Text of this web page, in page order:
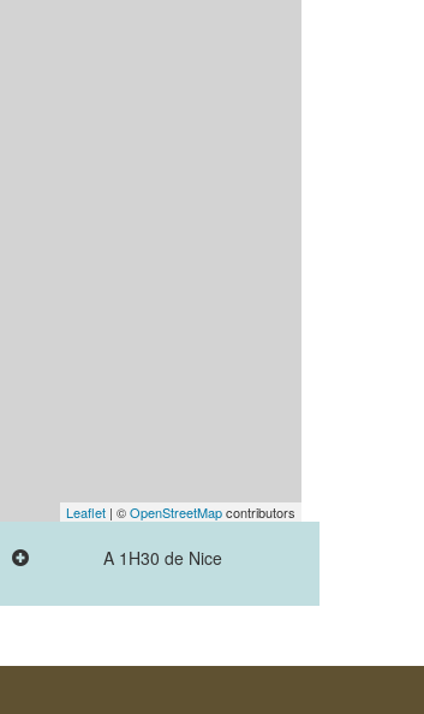
Leaflet | ©OpenStreetMapcontributors
A 1H30 de Nice